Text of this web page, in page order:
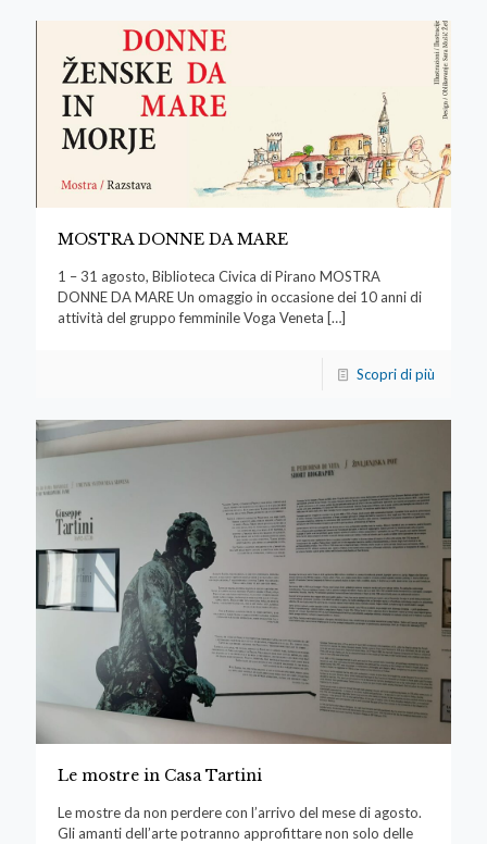
MOSTRA DONNE DA MARE
1 – 31 agosto, Biblioteca Civica di Pirano MOSTRA
DONNE DA MARE Un omaggio in occasione dei 10 anni di
attività del gruppo femminile Voga Veneta […]
Scopri di più
Le mostre in Casa Tartini
Le mostre da non perdere con l’arrivo del mese di agosto.
Gli amanti dell’arte potranno approfittare non solo delle